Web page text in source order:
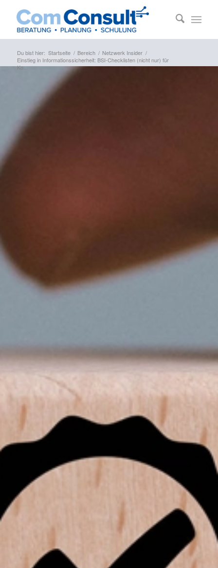
Du bist hier: Startseite / Bereich / Netzwerk Insider /
Einstieg in Informationssicherheit: BSI-Checklisten (nicht nur) für
Ko...